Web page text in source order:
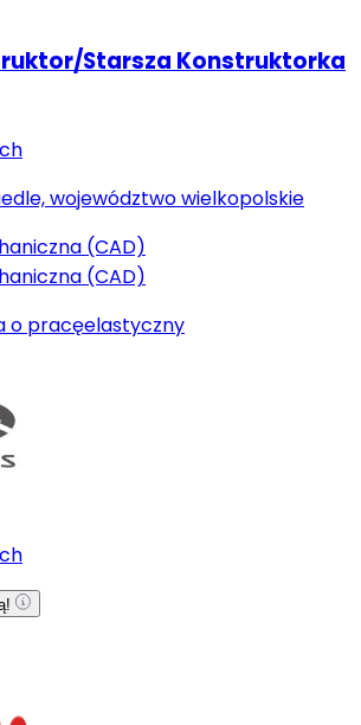
Starsza Konstruktorka
województwo wielkopolskie
(CAD)
(CAD)
o pracęelastyczny